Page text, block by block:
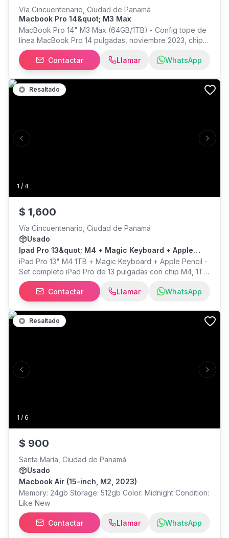
Vía Cincuentenario, Ciudad de Panamá
Macbook Pro 14&quot; M3 Max
MacBook Pro 14" M3 Max (64GB/1TB) - Config tope de
línea MacBook Pro 14 pulgadas, noviembre 2023, chip
M3 Max (16-core CPU / 40-core GPU), 64GB de
memoria unificada, 1TB SSD. Batería con menos de 100
ciclos — prácticamente como nueva. Sin marcas ni
rayones, estado impecable. Incluye cargador original y
estuche Tumi de regalo. Ideal para edición de video,
Contactar Llamar WhatsApp
1 / 4
Previous slide Next
Resaltado
$ 1,600
Vía Cincuentenario, Ciudad de Panamá
Usado
Ipad Pro 13&quot; M4 + Magic Keyboard + Apple
Pencil
iPad Pro 13" M4 1TB + Magic Keyboard + Apple Pencil -
Set completo iPad Pro de 13 pulgadas con chip M4, 1TB
de almacenamiento, incluye Magic Keyboard original de
Apple y Apple Pencil. Buen estado, uso normal, listo
para usar desde el primer día. Incluye caja original del
iPad. Perfecto para estudiantes de diseño,
profesionales creativos o cualquiera que busque
Contactar Llamar WhatsApp
1 / 6
Previous slide Next
Resaltado
$ 900
Santa María, Ciudad de Panamá
Usado
Macbook Air (15-inch, M2, 2023)
Memory: 24gb Storage: 512gb Color: Midnight Condition:
Like New
Contactar Llamar WhatsApp